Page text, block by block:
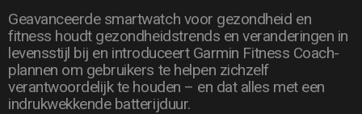
Geavanceerde smartwatch voor gezondheid en
fitness houdt gezondheidstrends en veranderingen in
levensstijl bij en introduceert Garmin Fitness Coach-
plannen om gebruikers te helpen zichzelf
verantwoordelijk te houden – en dat alles met een
indrukwekkende batterijduur.